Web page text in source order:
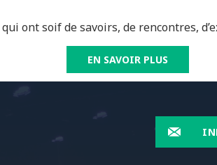
ont soif de savoirs, de rencontres,
EN SAVOIR PLUS